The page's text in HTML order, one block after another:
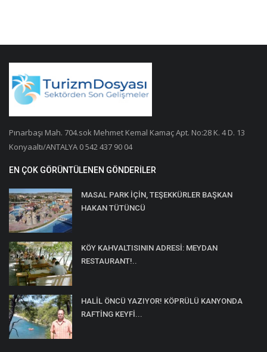
Pınarbaşı Mah. 704.sok Mehmet Kemal Kamaç Apt. No:28 K. 4 D. 13
Konyaaltı/ANTALYA 0 542 437 90 04
EN ÇOK GÖRÜNTÜLENEN GÖNDERILER
MASAL PARK İÇİN, TEŞEKKÜRLER BAŞKAN
HAKAN TÜTÜNCÜ
KÖY KAHVALTISININ ADRESİ: MEYDAN
RESTAURANT!..
HALİL ÖNCÜ YAZIYOR! KÖPRÜLÜ KANYONDA
RAFTİNG KEYFİ...